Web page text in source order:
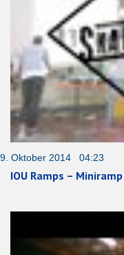
9. Oktober 2014 04:23
IOU Ramps –